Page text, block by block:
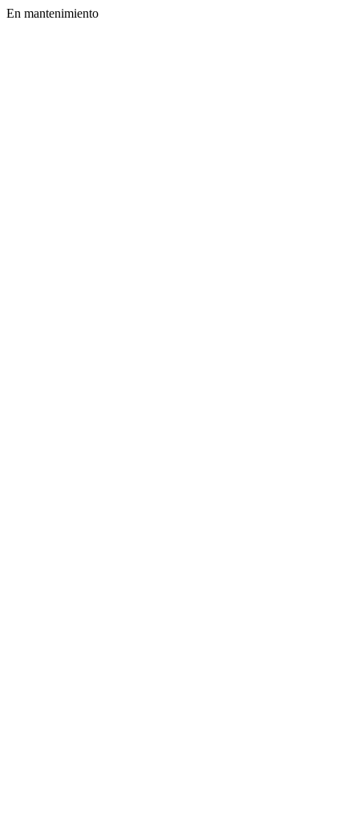
En mantenimiento